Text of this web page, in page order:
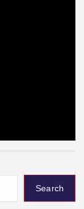
Search